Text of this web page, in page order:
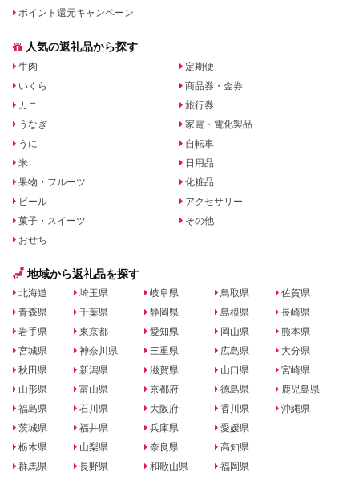
ポイント還元キャンペーン
人気の返礼品から探す
牛肉
いくら
カニ
うなぎ
うに
米
果物・フルーツ
ビール
菓子・スイーツ
おせち
定期便
商品券・金券
旅行券
家電・電化製品
自転車
日用品
化粧品
アクセサリー
その他
地域から返礼品を探す
北海道
青森県
岩手県
宮城県
秋田県
山形県
福島県
茨城県
栃木県
群馬県
埼玉県
千葉県
東京都
神奈川県
新潟県
富山県
石川県
福井県
山梨県
長野県
岐阜県
静岡県
愛知県
三重県
滋賀県
京都府
大阪府
兵庫県
奈良県
和歌山県
鳥取県
島根県
岡山県
広島県
山口県
徳島県
香川県
愛媛県
高知県
福岡県
佐賀県
長崎県
熊本県
大分県
宮崎県
鹿児島県
沖縄県